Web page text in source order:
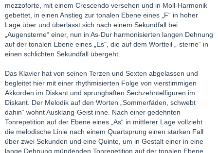
mezzoforte, mit einem Crescendo versehen und in Moll-Harmonik
gebettet, in einen Anstieg zur tonalen Ebene eines „F“ in hoher
Lage über und überlässt sich nach einem Sekundfall bei
„Augensterne“ einer, nun in As-Dur harmonisierten langen Dehnung
auf der tonalen Ebene eines „Es“, die auf dem Wortteil „-sterne“ in
einen schlichten Sekundfall übergeht.
Das Klavier hat von seinen Terzen und Sexten abgelassen und
begleitet hier mit einer rhythmisierten Folge von vierstimmigen
Akkorden im Diskant und sprunghaften Sechzehntelfiguren im
Diskant. Der Melodik auf den Worten „Sommerfäden, schwebt
dahin“ wohnt Ausklang-Geist inne. Nach einer gedehnten
Tonrepetition auf der Ebene eines „As“ in mittlerer Lage vollzieht
die melodische Linie nach einem Quartsprung einen starken Fall
über zwei Sekunden und eine Quinte, um in Gestalt einer in eine
lange Dehnung mündenden Tonrepetition auf der tonalen Ebene